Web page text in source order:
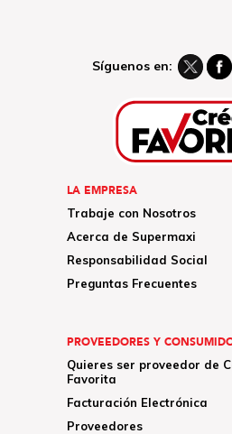
Síguenos en:
LA EMPRESA
Trabaje con Nosotros
Acerca de Supermaxi
Responsabilidad Social
Preguntas Frecuentes
PROVEEDORES Y
Quieres ser proveedor de
Favorita
Facturación Electrónica
Proveedores